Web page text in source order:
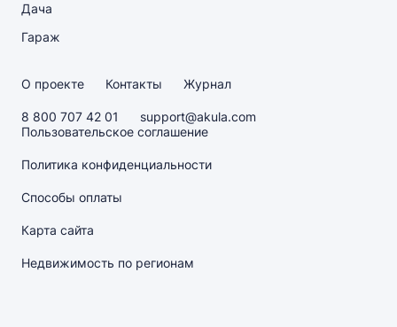
Дача
Гараж
О проекте Контакты Журнал
8 800 707 42 01
support@akula.com
Пользовательское соглашение
Политика конфиденциальности
Способы оплаты
Карта сайта
Недвижимость по регионам